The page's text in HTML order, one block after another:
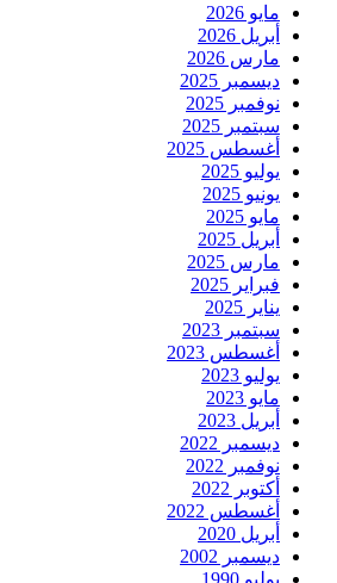
مايو 2026
أبريل 2026
مارس 2026
ديسمبر 2025
نوفمبر 2025
سبتمبر 2025
أغسطس 2025
يوليو 2025
يونيو 2025
مايو 2025
أبريل 2025
مارس 2025
فبراير 2025
يناير 2025
سبتمبر 2023
أغسطس 2023
يوليو 2023
مايو 2023
أبريل 2023
ديسمبر 2022
نوفمبر 2022
أكتوبر 2022
أغسطس 2022
أبريل 2020
ديسمبر 2002
يوليو 1990